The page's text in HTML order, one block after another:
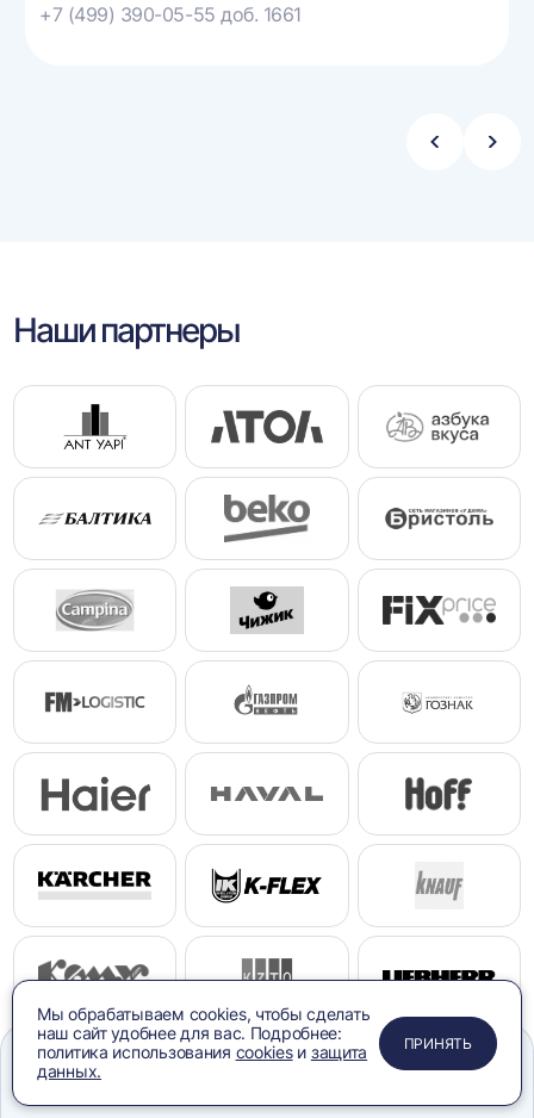
+7 (499) 390-05-55 доб. 1661
Стрелка
Наши партнеры
ПРИМЕНИТЬ
ЗАКРЫТЬ
ЗАКРЫТЬ
ЗАКРЫТЬ
Мы обрабатываем cookies, чтобы сделать
наш сайт удобнее для вас. Подробнее:
политика использования cookiesи защита
данных.
ПРИНЯТЬ